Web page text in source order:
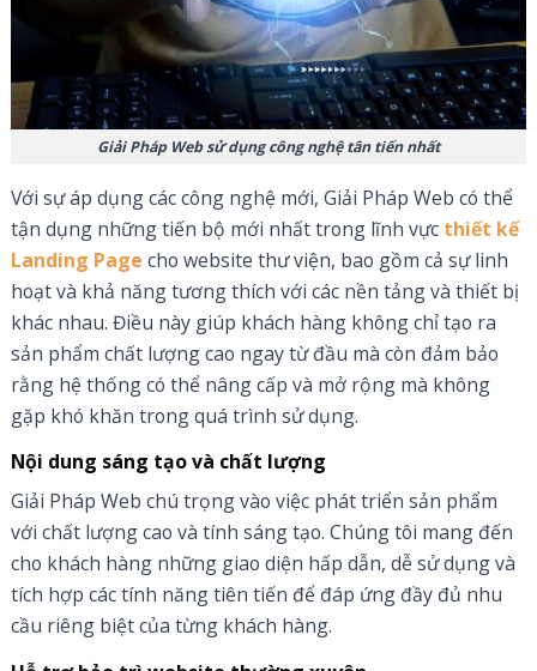
Giải Pháp Web sử dụng công nghệ tân tiến nhất
Với sự áp dụng các công nghệ mới, Giải Pháp Web có thể
tận dụng những tiến bộ mới nhất trong lĩnh vực thiết kế
Landing Page cho website thư viện, bao gồm cả sự linh
hoạt và khả năng tương thích với các nền tảng và thiết bị
khác nhau. Điều này giúp khách hàng không chỉ tạo ra
sản phẩm chất lượng cao ngay từ đầu mà còn đảm bảo
rằng hệ thống có thể nâng cấp và mở rộng mà không
gặp khó khăn trong quá trình sử dụng.
Nội dung sáng tạo và chất lượng
Giải Pháp Web chú trọng vào việc phát triển sản phẩm
với chất lượng cao và tính sáng tạo. Chúng tôi mang đến
cho khách hàng những giao diện hấp dẫn, dễ sử dụng và
tích hợp các tính năng tiên tiến để đáp ứng đầy đủ nhu
cầu riêng biệt của từng khách hàng.